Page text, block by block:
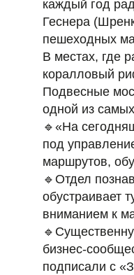
каждый год
Геснера
пешеходных
В местах, где
коралловый
Подвесные
одной из
🔹«На
под
маршрутов,
🔹Отдел
обустраивает
вниманием к
бизнес-
подписали с